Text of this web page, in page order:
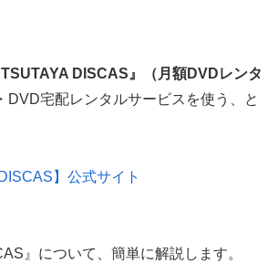
TSUTAYA DISCAS』（月額DVDレンタ
DVD宅配レンタルサービスを使う、と
】公式サイト
』について、簡単に解説します。